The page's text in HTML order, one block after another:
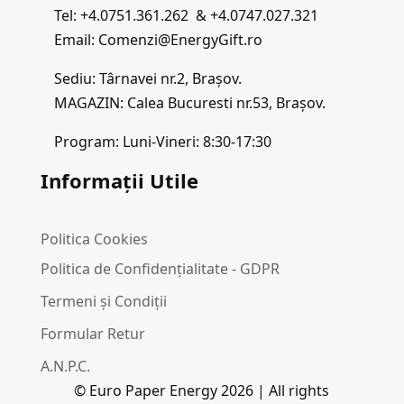
Tel: +4.0751.361.262 & +4.0747.027.321
Email: Comenzi@EnergyGift.ro
Sediu: Târnavei nr.2, Brașov.
MAGAZIN: Calea Bucuresti nr.53, Brașov.
Program: Luni-Vineri: 8:30-17:30
Informații Utile
Politica Cookies
Politica de Confidențialitate - GDPR
Termeni și Condiții
Formular Retur
A.N.P.C.
© Euro Paper Energy 2026 | All rights